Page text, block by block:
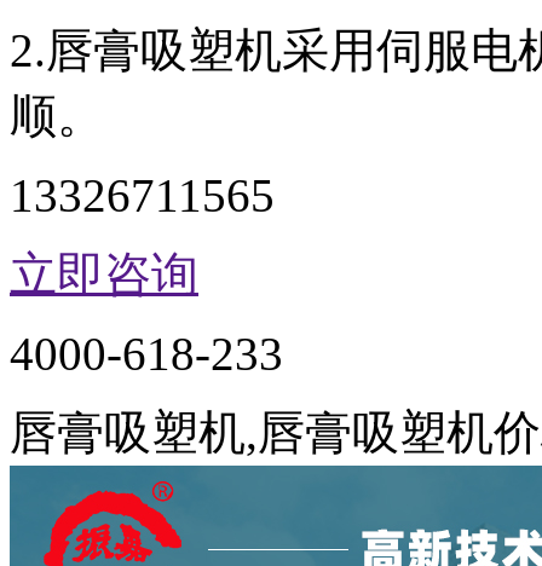
2.唇膏吸塑机采用伺服
顺。
13326711565
立即咨询
4000-618-233
唇膏吸塑机,唇膏吸塑机